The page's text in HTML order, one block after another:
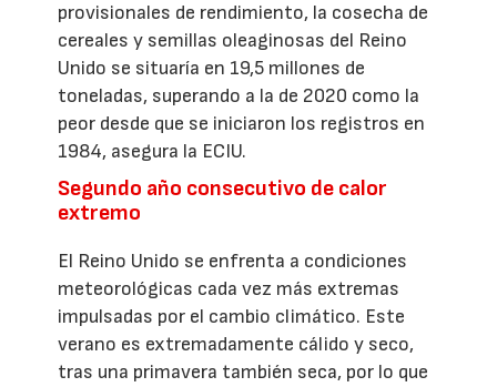
provisionales de rendimiento, la cosecha de
cereales y semillas oleaginosas del Reino
Unido se situaría en 19,5 millones de
toneladas, superando a la de 2020 como la
peor desde que se iniciaron los registros en
1984, asegura la ECIU.
Segundo año consecutivo de calor
extremo
El Reino Unido se enfrenta a condiciones
meteorológicas cada vez más extremas
impulsadas por el cambio climático. Este
verano es extremadamente cálido y seco,
tras una primavera también seca, por lo que